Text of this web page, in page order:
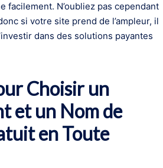
facilement. N’oubliez pas cependant
si votre site prend de l’ampleur, il
dans des solutions payantes
Choisir un
et un Nom de
en Toute